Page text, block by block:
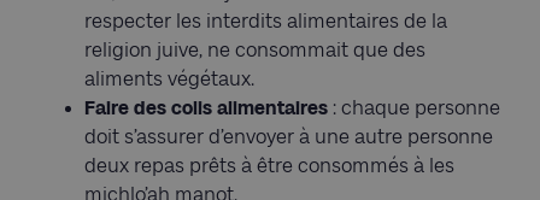
respecter les interdits alimentaires de la
religion juive, ne consommait que des
aliments végétaux.
Faire des colis alimentaires : chaque personne
doit s’assurer d’envoyer à une autre personne
deux repas prêts à être consommés à les
michlo’ah manot.